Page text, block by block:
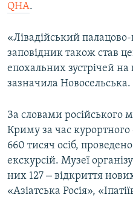
QHA.
«Лівадійський
заповідник також став
епохальних зустрічей
зазначила Новосельська.
За словами російського
Криму за час курортного
660 тисяч осіб,
екскурсій. Музеї
них 127 – відкриття
«Азіатська Росія»,